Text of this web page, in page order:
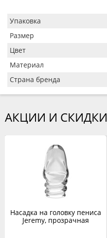
Упаковка
Размер
Цвет
Материал
Страна бренда
АКЦИИ И СКИДКИ
Насадка на головку пениса
Jeremy, прозрачная